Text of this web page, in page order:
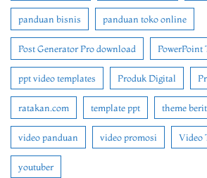
panduan bisnis panduan toko online
Post Generator Pro download PowerPoint
ppt video templates Produk Digital
ratakan.com template ppt theme
video panduan video promosi Video
youtuber